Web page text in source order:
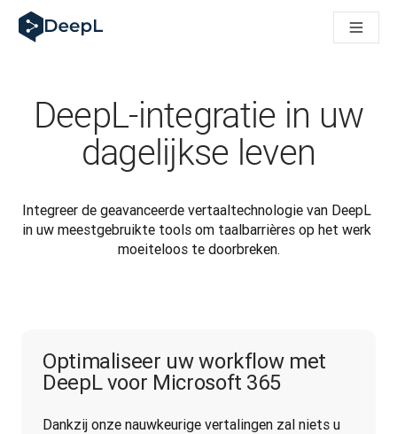
DeepL voor AI-agenten
DeepL Translation Flow: Nieuwe, door AI aangestuurde
Vertrouwen in Language AI voor bedrijfstaal ontrafeld. In
Hoe wij de kwaliteitsbeoordeling voor DeepL ontwikkelen
Van hoogwaardige tekstvertalingen tot een realtime
DeepL-integratie in uw
dagelijkse leven
Integreer de geavanceerde vertaaltechnologie van DeepL
in uw meestgebruikte tools om taalbarrières op het werk
moeiteloos te doorbreken.
Optimaliseer uw workflow met
DeepL voor Microsoft 365
Dankzij onze nauwkeurige vertalingen zal niets u